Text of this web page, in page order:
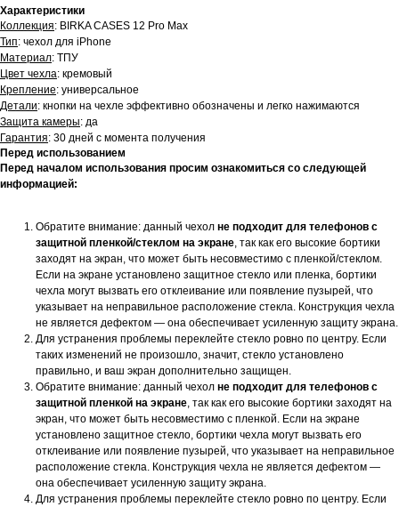
Характеристики
Коллекция: BIRKA CASES 12 Pro Max
Тип: чехол для iPhone
Материал: ТПУ
Цвет чехла: кремовый
Крепление: универсальное
Детали: кнопки на чехле эффективно обозначены и легко нажимаются
Защита камеры: да
Гарантия: 30 дней с момента получения
Перед использованием
Перед началом использования просим ознакомиться со следующей
информацией:
Обратите внимание: данный чехол не подходит для телефонов с
защитной пленкой/стеклом на экране, так как его высокие бортики
заходят на экран, что может быть несовместимо с пленкой/стеклом.
Если на экране установлено защитное стекло или пленка, бортики
чехла могут вызвать его отклеивание или появление пузырей, что
указывает на неправильное расположение стекла. Конструкция чехла
не является дефектом — она обеспечивает усиленную защиту экрана.
Для устранения проблемы переклейте стекло ровно по центру. Если
таких изменений не произошло, значит, стекло установлено
правильно, и ваш экран дополнительно защищен.
Обратите внимание: данный чехол не подходит для телефонов с
защитной пленкой на экране, так как его высокие бортики заходят на
экран, что может быть несовместимо с пленкой. Если на экране
установлено защитное стекло, бортики чехла могут вызвать его
отклеивание или появление пузырей, что указывает на неправильное
расположение стекла. Конструкция чехла не является дефектом —
она обеспечивает усиленную защиту экрана.
Для устранения проблемы переклейте стекло ровно по центру. Если